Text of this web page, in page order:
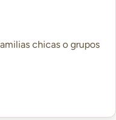
chicas o grupos